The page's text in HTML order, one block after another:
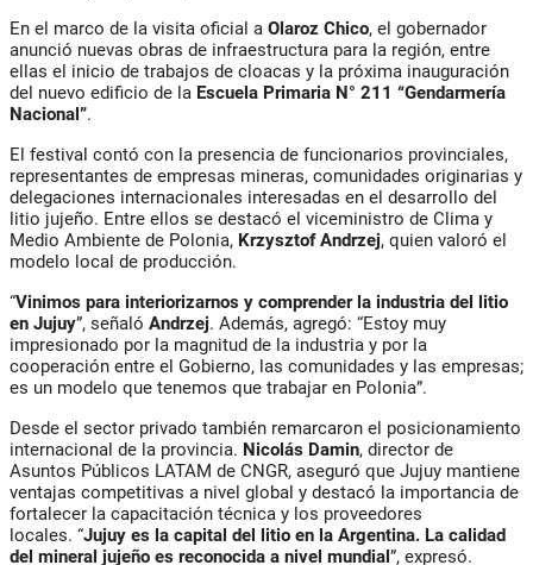
En el marco de la visita oficial a Olaroz Chico, el gobernador
anunció nuevas obras de infraestructura para la región, entre
ellas el inicio de trabajos de cloacas y la próxima inauguración
del nuevo edificio de la Escuela Primaria N° 211 “Gendarmería
Nacional”.
El festival contó con la presencia de funcionarios provinciales,
representantes de empresas mineras, comunidades originarias y
delegaciones internacionales interesadas en el desarrollo del
litio jujeño. Entre ellos se destacó el viceministro de Clima y
Medio Ambiente de Polonia, Krzysztof Andrzej, quien valoró el
modelo local de producción.
“Vinimos para interiorizarnos y comprender la industria del litio
en Jujuy”, señaló Andrzej. Además, agregó: “Estoy muy
impresionado por la magnitud de la industria y por la
cooperación entre el Gobierno, las comunidades y las empresas;
es un modelo que tenemos que trabajar en Polonia”.
Desde el sector privado también remarcaron el posicionamiento
internacional de la provincia. Nicolás Damin, director de
Asuntos Públicos LATAM de CNGR, aseguró que Jujuy mantiene
ventajas competitivas a nivel global y destacó la importancia de
fortalecer la capacitación técnica y los proveedores
locales. “Jujuy es la capital del litio en la Argentina. La calidad
del mineral jujeño es reconocida a nivel mundial”, expresó.